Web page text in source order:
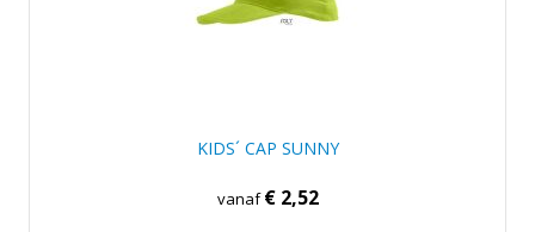
KIDS´ CAP SUNNY
vanaf€ 2,52